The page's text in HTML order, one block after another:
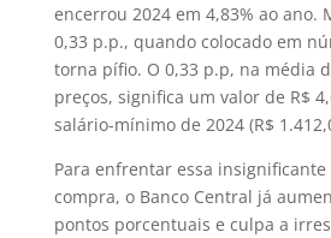
encerrou 2024 em 4,83% ao ano.
0,33 p.p., quando colocado em
torna pífio. O 0,33 p.p, na média
preços, significa um valor de R$
salário-mínimo de 2024 (R$
Para enfrentar essa
compra, o Banco Central já
pontos porcentuais e culpa a